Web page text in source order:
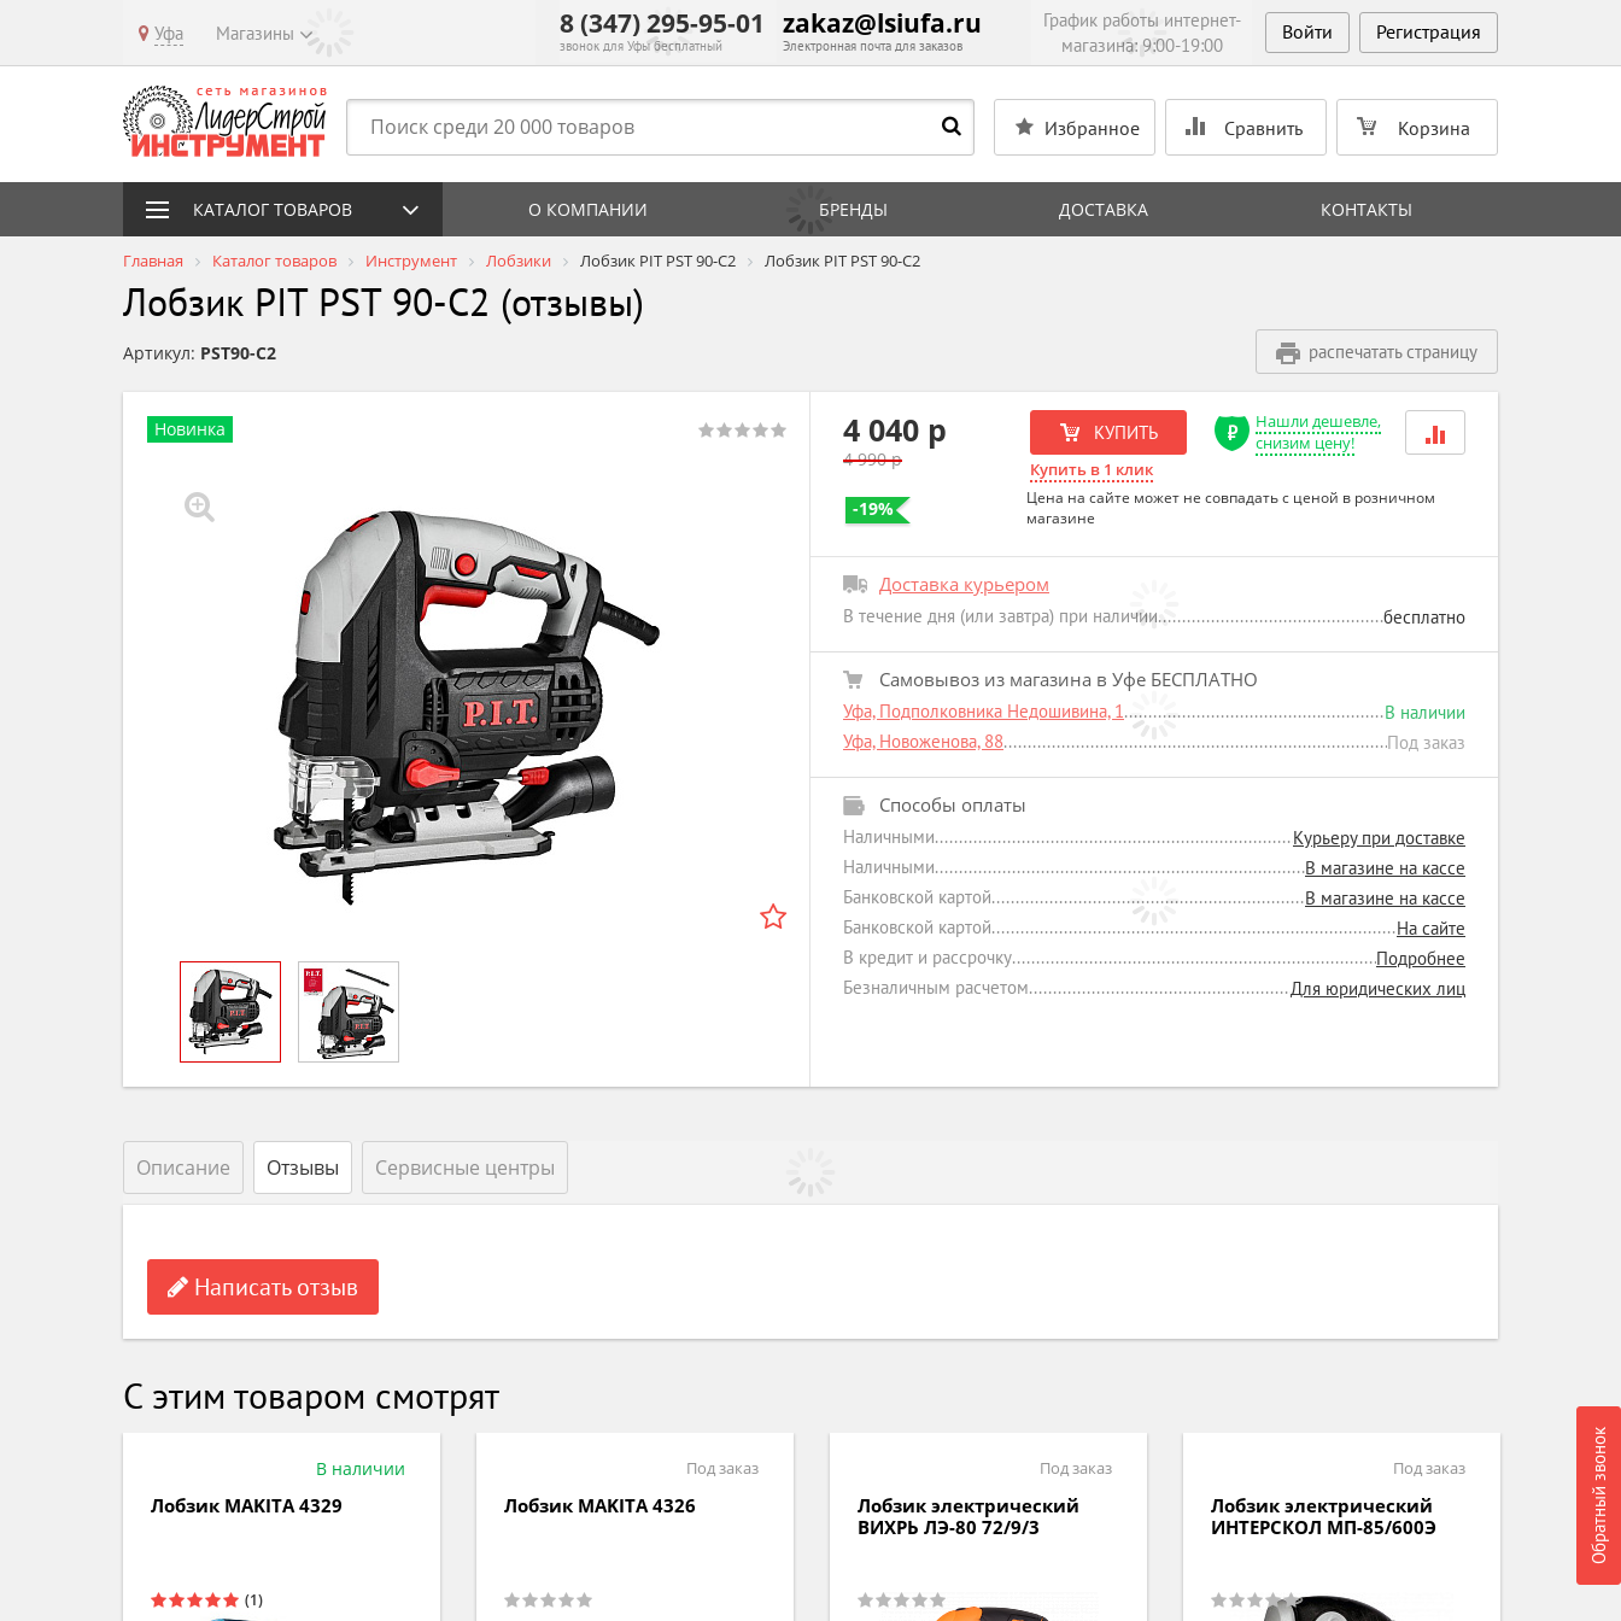
Уфа Магазины 8 (347) 295-95-01
звонок для Уфы бесплатный
zakaz@lsiufa.ru
Электронная почта для заказов
График работы интернет-
магазина: 9:00-19:00
Войти Регистрация
Избранное Сравнить Корзина
Обратный звонок
КАТАЛОГ ТОВАРОВ О КОМПАНИИ БРЕНДЫ ДОСТАВКА КОНТАКТЫ
Главная Каталог товаров Инструмент Лобзики Лобзик PIT PST 90-C2 Лобзик PIT PST 90-C2
Лобзик PIT PST 90-C2 (отзывы)
распечатать страницу
Артикул: PST90-C2
Новинка 4 040 р
4 990 р
КУПИТЬ
Купить в 1 клик
Нашли дешевле,
снизим цену!
-19%
Цена на сайте может не совпадать с ценой в розничном
магазине
Доставка курьером
В течение дня (или завтра) при наличии бесплатно
Самовывоз из магазина в Уфе БЕСПЛАТНО
Уфа, Подполковника Недошивина, 1
В наличии
Уфа, Новоженова, 88
Под заказ
Способы оплаты
Наличными
Курьеру при доставке
Наличными
В магазине на кассе
Банковской картой
В магазине на кассе
Банковской картой
На сайте
В кредит и рассрочку
Подробнее
Безналичным расчетом
Для юридических лиц
Описание Отзывы Сервисные центры
Написать отзыв
С этим товаром смотрят
В наличии
Лобзик MAKITA 4329
Под заказ
Лобзик MAKITA 4326
Под заказ
Лобзик электрический
ВИХРЬ ЛЭ-80 72/9/3
Под заказ
Лобзик электрический
ИНТЕРСКОЛ МП-85/600Э